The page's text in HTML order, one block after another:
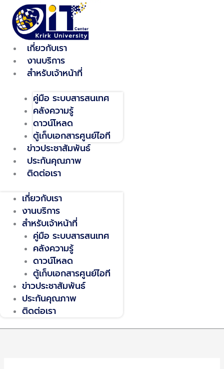
content
เกี่ยวกับเรา
งานบริการ
สำหรับเจ้าหน้าที่
คู่มือ ระบบสารสนเทศ
คลังความรู้
ดาวน์โหลด
ตู้เก็บเอกสารศูนย์ไอที
ข่าวประชาสัมพันธ์
ประกันคุณภาพ
ติดต่อเรา
เกี่ยวกับเรา
งานบริการ
สำหรับเจ้าหน้าที่
คู่มือ ระบบสารสนเทศ
คลังความรู้
ดาวน์โหลด
ตู้เก็บเอกสารศูนย์ไอที
ข่าวประชาสัมพันธ์
ประกันคุณภาพ
ติดต่อเรา